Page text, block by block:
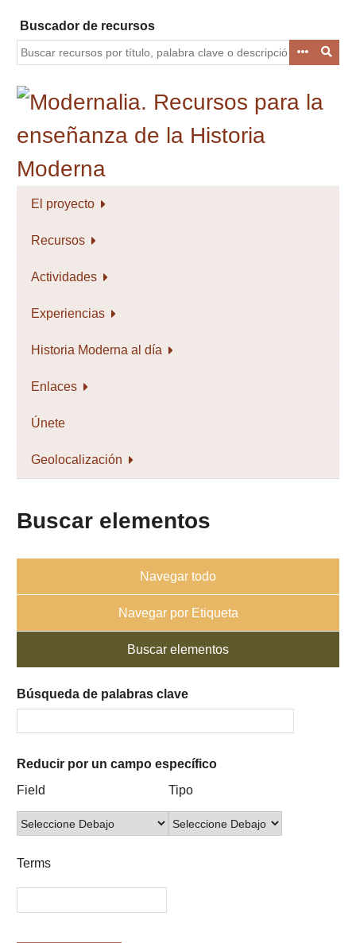
contenido
principal
Buscador de recursos
El proyecto
Recursos
Actividades
Experiencias
Historia Moderna al día
Enlaces
Únete
Geolocalización
Buscar elementos
Navegar todo
Navegar por Etiqueta
Buscar elementos
Búsqueda de palabras clave
of
rows
in
por
un
campo
Reducir por un campo específico
Campo
búsqueda
Tipo
búsqueda
Términos
búsqueda
Ensamblador
Búsqueda
Field Tipo
Terms